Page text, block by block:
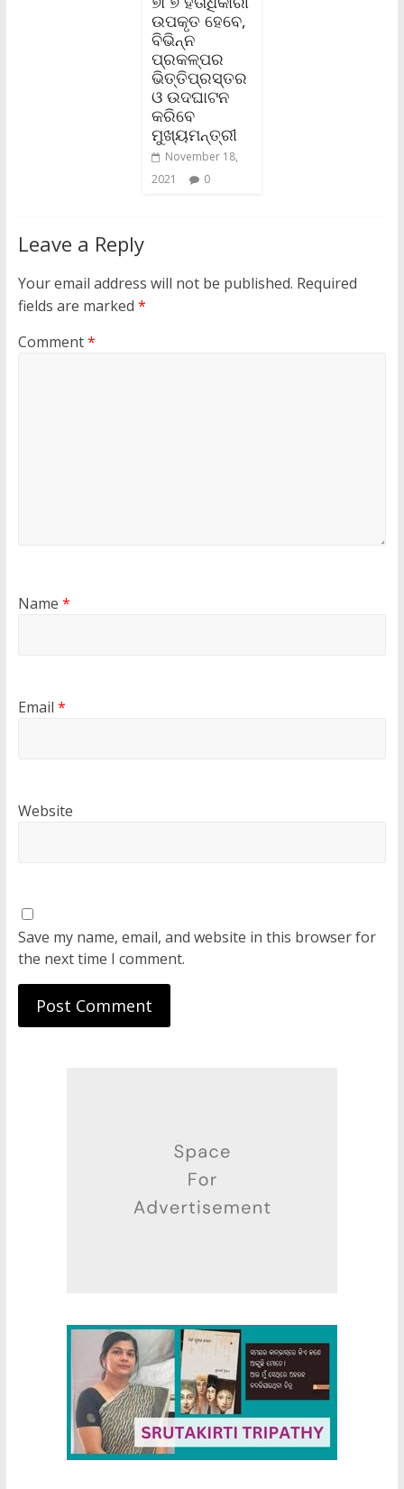
ଉପକୃତ ହେବେ,
ବିଭିନ୍ନ
ପ୍ରକଳ୍ପର
ଭିତ୍ତିପ୍ରସ୍ତର
ଓ ଉଦଘାଟନ
କରିବେ
ମୁଖ୍ୟମନ୍ତ୍ରୀ
November 18,
2021
0
Leave a Reply
Your email address will not be published. Required
fields are marked *
Comment*
Name *
Email *
Website
Save my name, email, and website in this browser for
the next time I comment.